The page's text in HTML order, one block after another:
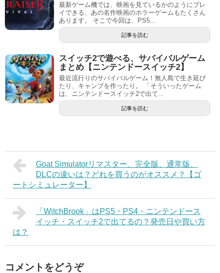
最新ゲーム機では、映画を見ているかのようにプレ
イできる、あの名作映画のホラーゲームもたくさん
あります。 そこで今回は、PS5...
記事を読む
スイッチ2で遊べる、サバイバルゲーム
まとめ【ニンテンドースイッチ2】
最近流行りのサバイバルゲーム！無人島で生き延び
たり、キャンプを作ったり。 「そういったゲーム
は、ニンテンドースイッチ2で出て...
記事を読む
Goat Simulatorリマスター、完全版、通常版、
DLCの違いは？どれを買うのがオススメ？【ゴ
ートシミュレーター】
「WitchBrook」はPS5・PS4・ニンテンドース
イッチ・スイッチ2で出てるの？発売日や買い方
は？
コメントをどうぞ